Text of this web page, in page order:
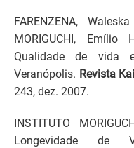
FARENZENA,
MORIGUCHI, Emílio
Qualidade de vida
Veranópolis. Revista
243, dez. 2007.
INSTITUTO
Longevidade de